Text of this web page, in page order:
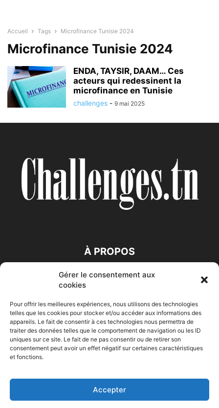
Gérer le consentement aux
cookies
Pour offrir les meilleures expériences, nous utilisons des technologies
telles que les cookies pour stocker et/ou accéder aux informations des
appareils. Le fait de consentir à ces technologies nous permettra de
traiter des données telles que le comportement de navigation ou les ID
uniques sur ce site. Le fait de ne pas consentir ou de retirer son
consentement peut avoir un effet négatif sur certaines caractéristiques
et fonctions.
Accepter
Accueil Tags Microfinance Tunisie 2024
Microfinance Tunisie 2024
ENDA, TAYSIR, DAAM… Ces
acteurs qui redessinent la
microfinance en Tunisie
challenges - 9 mai 2025
À PROPOS
SUIVEZ NOUS
Accueil Economie Entreprises Entrepreneur Afrique
HIGH-TECH Auto-Moto